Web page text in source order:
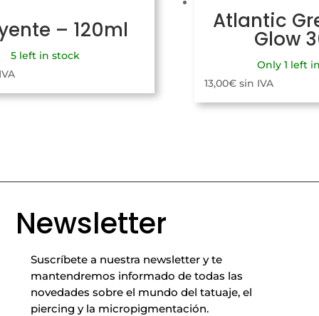
– 120ml
5 left in stock
Atlantic
Glow
Only 1 left
13,00€ sin IVA
Newsletter
Suscríbete a nuestra newsletter y te
mantendremos informado de todas las
novedades sobre el mundo del tatuaje, el
piercing y la micropigmentación.